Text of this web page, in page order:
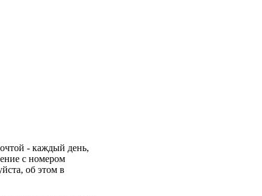
- каждый день,
с номером
об этом в